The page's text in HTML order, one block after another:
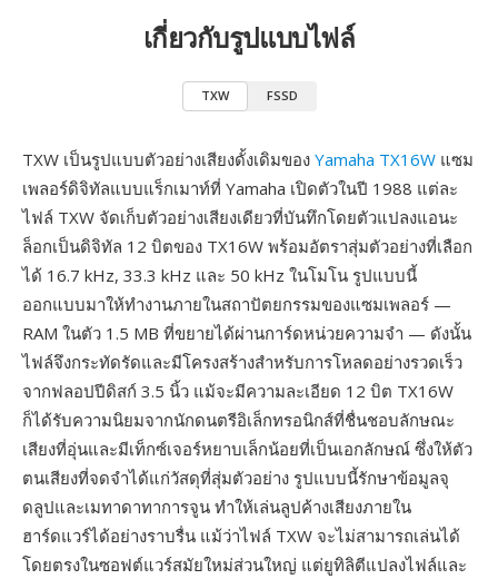
เกี่ยวกับรูปแบบไฟล์
TXW FSSD
TXW เป็นรูปแบบตัวอย่างเสียงดั้งเดิมของ Yamaha TX16W แซม
เพลอร์ดิจิทัลแบบแร็กเมาท์ที่ Yamaha เปิดตัวในปี 1988 แต่ละ
ไฟล์ TXW จัดเก็บตัวอย่างเสียงเดียวที่บันทึกโดยตัวแปลงแอนะ
ล็อกเป็นดิจิทัล 12 บิตของ TX16W พร้อมอัตราสุ่มตัวอย่างที่เลือก
ได้ 16.7 kHz, 33.3 kHz และ 50 kHz ในโมโน รูปแบบนี้
ออกแบบมาให้ทำงานภายในสถาปัตยกรรมของแซมเพลอร์ —
RAM ในตัว 1.5 MB ที่ขยายได้ผ่านการ์ดหน่วยความจำ — ดังนั้น
ไฟล์จึงกระทัดรัดและมีโครงสร้างสำหรับการโหลดอย่างรวดเร็ว
จากฟลอปปีดิสก์ 3.5 นิ้ว แม้จะมีความละเอียด 12 บิต TX16W
ก็ได้รับความนิยมจากนักดนตรีอิเล็กทรอนิกส์ที่ชื่นชอบลักษณะ
เสียงที่อุ่นและมีเท็กซ์เจอร์หยาบเล็กน้อยที่เป็นเอกลักษณ์ ซึ่งให้ตัว
ตนเสียงที่จดจำได้แก่วัสดุที่สุ่มตัวอย่าง รูปแบบนี้รักษาข้อมูลจุ
ดลูปและเมทาดาทาการจูน ทำให้เล่นลูปค้างเสียงภายใน
ฮาร์ดแวร์ได้อย่างราบรื่น แม้ว่าไฟล์ TXW จะไม่สามารถเล่นได้
โดยตรงในซอฟต์แวร์สมัยใหม่ส่วนใหญ่ แต่ยูทิลิตีแปลงไฟล์และ